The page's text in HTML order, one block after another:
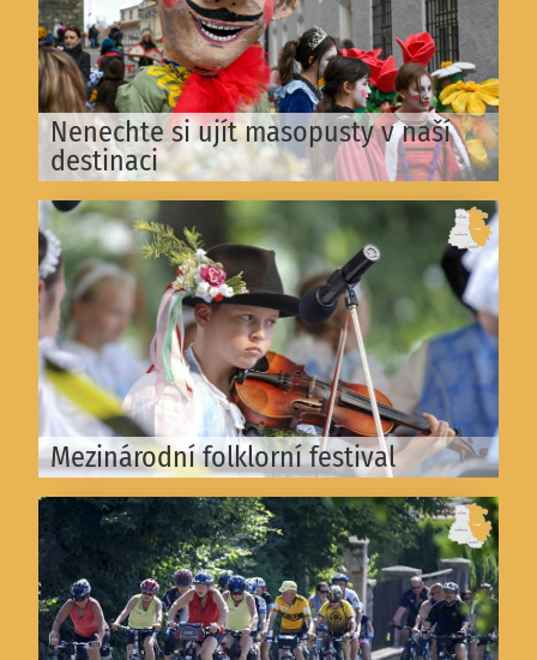
Nenechte si ujít masopusty v naší
destinaci
Mezinárodní folklorní festival